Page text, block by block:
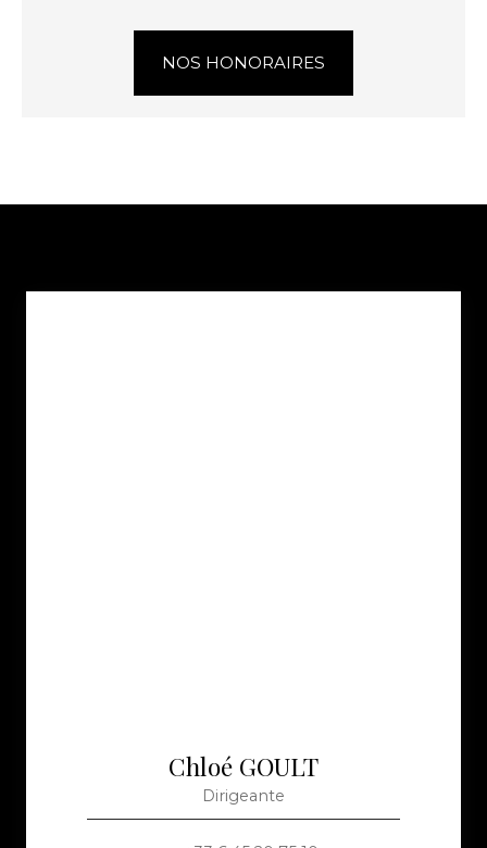
NOS HONORAIRES
Chloé GOULT
Dirigeante